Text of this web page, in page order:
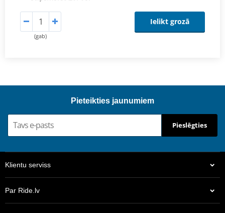
(gab)
Ielikt grozā
Pieteikties jaunumiem
Pieslēgties
Klientu serviss
Par Ride.lv